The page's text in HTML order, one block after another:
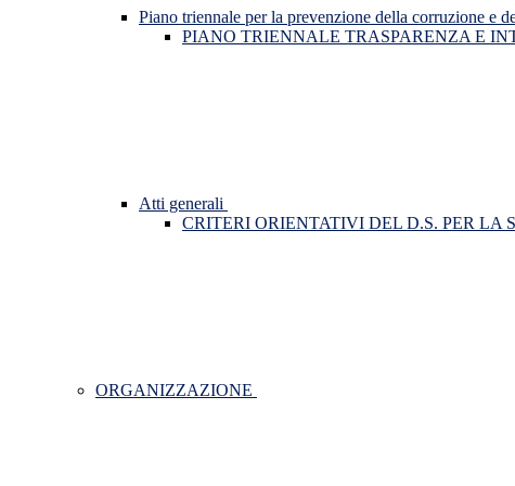
Piano triennale per la prevenzione della corruzione e
PIANO TRIENNALE TRASPARENZA E
Atti generali
CRITERI ORIENTATIVI DEL D.S. PER
ORGANIZZAZIONE